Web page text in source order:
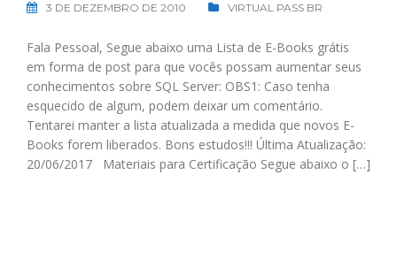
3 DE DEZEMBRO DE 2010 VIRTUAL PASS BR
Fala Pessoal, Segue abaixo uma Lista de E-Books grátis
em forma de post para que vocês possam aumentar seus
conhecimentos sobre SQL Server: OBS1: Caso tenha
esquecido de algum, podem deixar um comentário.
Tentarei manter a lista atualizada a medida que novos E-
Books forem liberados. Bons estudos!!! Última Atualização:
20/06/2017 Materiais para Certificação Segue abaixo o […]